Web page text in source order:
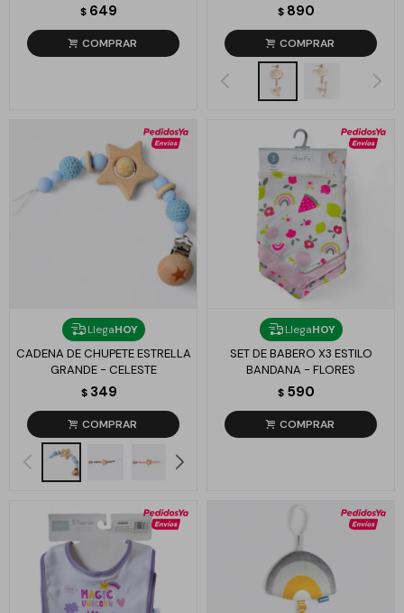
$ 649 $ 890
LlegaHOY
CADENA DE CHUPETE ESTRELLA
GRANDE - CELESTE
$ 349
LlegaHOY
SET DE BABERO X3 ESTILO
BANDANA - FLORES
$ 590